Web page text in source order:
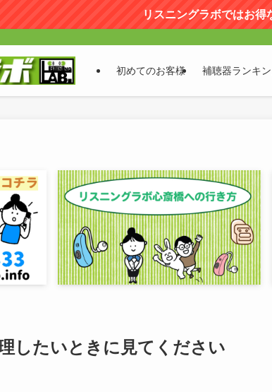
リスニングラボではお得
初めてのお客様 補聴器ランキ
したいときに見てください